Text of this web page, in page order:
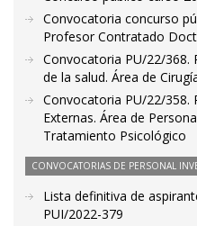
Convocatoria concurso
Profesor Contratado
Convocatoria PU/22/368.
de la salud. Área de
Convocatoria PU/22/358.
Externas. Área de
Tratamiento Psicológico
CONVOCATORIAS DE PERSONAL
Lista definitiva de
PUI/2022-379